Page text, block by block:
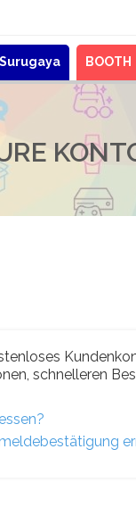
Surugaya BOOTH
schnelleren